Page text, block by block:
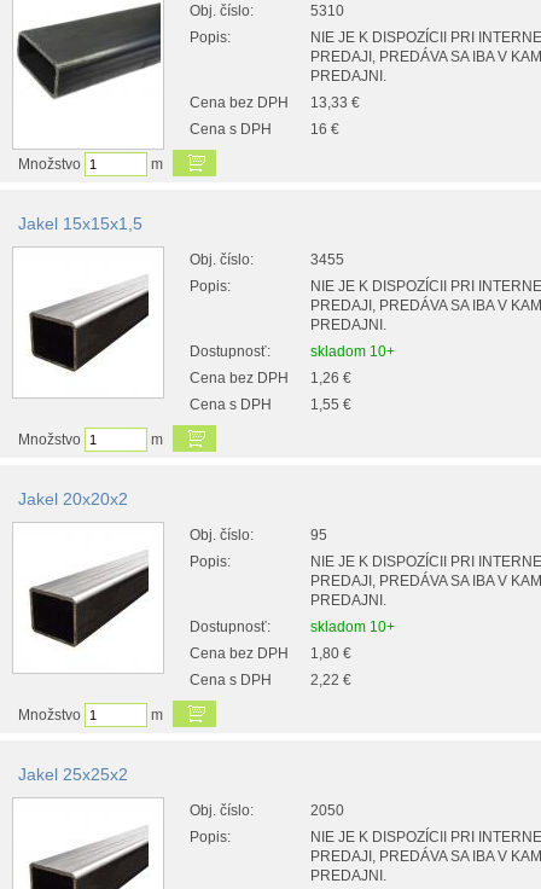
Obj. číslo:
5310
Popis:
NIE JE K DISPOZÍCII PRI
PREDAJI, PREDÁVA SA IBA V
PREDAJNI.
Cena bez DPH
13,33 €
Cena s DPH
16 €
Množstvo m
Jakel 15x15x1,5
Obj. číslo:
3455
Popis:
NIE JE K DISPOZÍCII PRI
PREDAJI, PREDÁVA SA IBA V
PREDAJNI.
Dostupnosť:
skladom 10+
Cena bez DPH
1,26 €
Cena s DPH
1,55 €
Množstvo m
Jakel 20x20x2
Obj. číslo:
95
Popis:
NIE JE K DISPOZÍCII PRI
PREDAJI, PREDÁVA SA IBA V
PREDAJNI.
Dostupnosť:
skladom 10+
Cena bez DPH
1,80 €
Cena s DPH
2,22 €
Množstvo m
Jakel 25x25x2
Obj. číslo:
2050
Popis:
NIE JE K DISPOZÍCII PRI
PREDAJI, PREDÁVA SA IBA V
PREDAJNI.